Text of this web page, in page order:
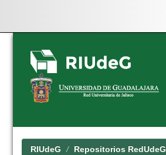
Skip
navigation
RIUdeG Repositorios RedUdeG